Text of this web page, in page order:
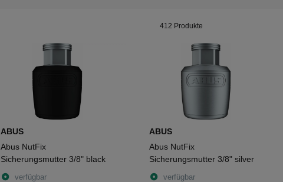
412 Produkte
ABUS
Abus NutFix
Sicherungsmutter 3/8" black
verfügbar
ABUS
Abus NutFix
Sicherungsmutter 3/8" silver
verfügbar